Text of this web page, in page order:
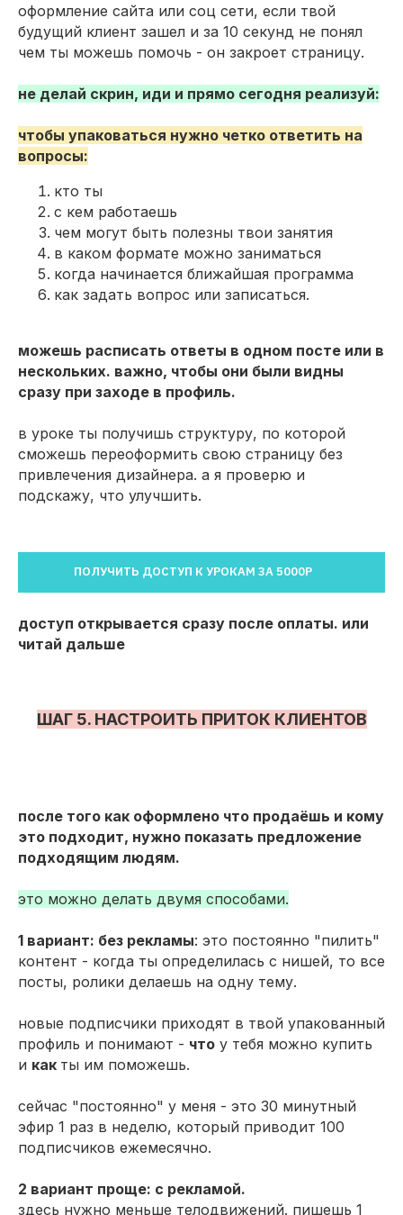
оформление сайта или соц сети, если твой
будущий клиент зашел и за 10 секунд не понял
чем ты можешь помочь - он закроет страницу.
не делай скрин, иди и прямо сегодня реализуй:
чтобы упаковаться нужно четко ответить на
вопросы:
кто ты
с кем работаешь
чем могут быть полезны твои занятия
в каком формате можно заниматься
когда начинается ближайшая программа
как задать вопрос или записаться.
можешь расписать ответы в одном посте или в
нескольких. важно, чтобы они были видны
сразу при заходе в профиль.
в уроке ты получишь структуру, по которой
сможешь переоформить свою страницу без
привлечения дизайнера. а я проверю и
подскажу, что улучшить.
ПОЛУЧИТЬ ДОСТУП К УРОКАМ ЗА 5000Р
доступ открывается сразу после оплаты. или
читай дальше
ШАГ 5. НАСТРОИТЬ ПРИТОК КЛИЕНТОВ
после того как оформлено что продаёшь и кому
это подходит, нужно показать предложение
подходящим людям.
это можно делать двумя способами.
1 вариант: без рекламы: это постоянно "пилить"
контент - когда ты определилась с нишей, то все
посты, ролики делаешь на одну тему.
новые подписчики приходят в твой упакованный
профиль и понимают - что у тебя можно купить
и как ты им поможешь.
сейчас "постоянно" у меня - это 30 минутный
эфир 1 раз в неделю, который приводит 100
подписчиков ежемесячно.
2 вариант проще: с рекламой.
здесь нужно меньше телодвижений. пишешь 1